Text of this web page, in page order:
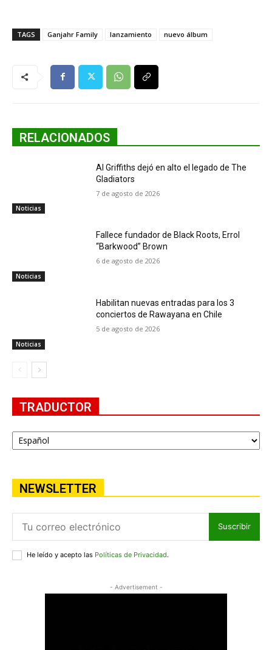
TAGS Ganjahr Family lanzamiento nuevo álbum
RELACIONADOS
Noticias
Al Griffiths dejó en alto el legado de The
Gladiators
7 de agosto de 2026
Noticias
Fallece fundador de Black Roots, Errol
“Barkwood” Brown
6 de agosto de 2026
Noticias
Habilitan nuevas entradas para los 3
conciertos de Rawayana en Chile
5 de agosto de 2026
TRADUCTOR
NEWSLETTER
Suscribir
He leído y acepto las Políticas de Privacidad.
- Advertisement -